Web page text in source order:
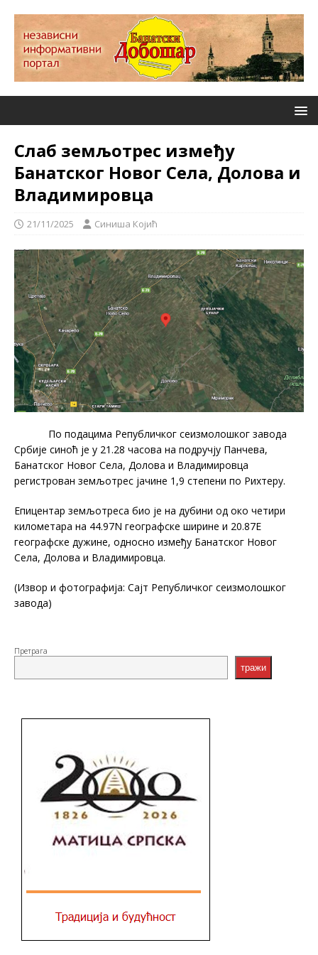
Слаб земљотрес између
Банатског Новог Села, Долова и
Владимировца
21/11/2025 Синиша Којић
По подацима Републичког сеизмолошког завода
Србије синоћ је у 21.28 часова на подручју Панчева,
Банатског Новог Села, Долова и Владимировца
регистрован земљотрес јачине 1,9 степени по Рихтеру.
Епицентар земљотреса био је на дубини од око четири
километара на 44.97N географске ширине и 20.87E
географске дужине, односно између Банатског Новог
Села, Долова и Владимировца.
(Извор и фотографија: Сајт Републичког сеизмолошког
завода)
Претрага
тражи